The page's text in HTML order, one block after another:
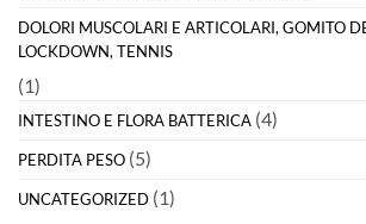
DOLORI MUSCOLARI E ARTICOLARI, GOMITO
LOCKDOWN, TENNIS
(1)
INTESTINO E FLORA BATTERICA (4)
PERDITA PESO (5)
UNCATEGORIZED (1)